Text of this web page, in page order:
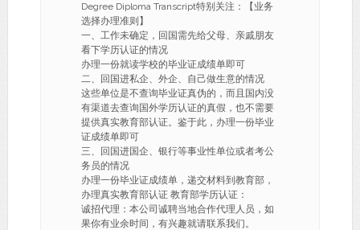
Degree Diploma Transcript特别关注：【业务
选择办理准则】
一、工作未确定，回国需先给父母、亲戚朋友
看下学历认证的情况
办理一份就读学校的毕业证成绩单即可
二、回国进私企、外企、自己做生意的情况
这些单位是不查询毕业证真伪的，而且国内没
有渠道去查询国外学历认证的真假，也不需要
提供真实教育部认证。鉴于此，办理一份毕业
证成绩单即可
三、回国进国企、银行等事业性单位或者考公
务员的情况
办理一份毕业证成绩单，递交材料到教育部，
办理真实教育部认证 教育部学历认证：
诚招代理：本公司诚聘当地合作代理人员，如
果你有业余时间，有兴趣就请联系我们。